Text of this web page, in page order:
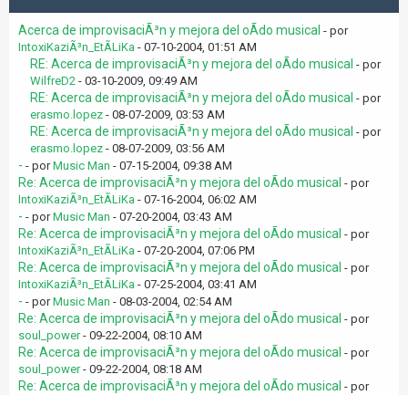
Acerca de improvisaciÃ³n y mejora del oÃ­do musical - por
IntoxiKaziÃ³n_EtÃ­LiKa - 07-10-2004, 01:51 AM
RE: Acerca de improvisaciÃ³n y mejora del oÃ­do musical - por
WilfreD2 - 03-10-2009, 09:49 AM
RE: Acerca de improvisaciÃ³n y mejora del oÃ­do musical - por
erasmo.lopez - 08-07-2009, 03:53 AM
RE: Acerca de improvisaciÃ³n y mejora del oÃ­do musical - por
erasmo.lopez - 08-07-2009, 03:56 AM
- - porMusic Man - 07-15-2004, 09:38 AM
Re: Acerca de improvisaciÃ³n y mejora del oÃ­do musical - por
IntoxiKaziÃ³n_EtÃ­LiKa - 07-16-2004, 06:02 AM
- - porMusic Man - 07-20-2004, 03:43 AM
Re: Acerca de improvisaciÃ³n y mejora del oÃ­do musical - por
IntoxiKaziÃ³n_EtÃ­LiKa - 07-20-2004, 07:06 PM
Re: Acerca de improvisaciÃ³n y mejora del oÃ­do musical - por
IntoxiKaziÃ³n_EtÃ­LiKa - 07-25-2004, 03:41 AM
- - porMusic Man - 08-03-2004, 02:54 AM
Re: Acerca de improvisaciÃ³n y mejora del oÃ­do musical - por
soul_power- 09-22-2004, 08:10 AM
Re: Acerca de improvisaciÃ³n y mejora del oÃ­do musical - por
soul_power- 09-22-2004, 08:18 AM
Re: Acerca de improvisaciÃ³n y mejora del oÃ­do musical - por